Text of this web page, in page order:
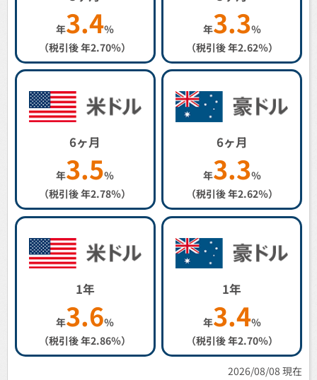
年3.4％
（税引後 年2.70％）
年3.3％
（税引後 年2.62％）
6ヶ月
年3.5％
（税引後 年2.78％）
6ヶ月
年3.3％
（税引後 年2.62％）
1年
年3.6％
（税引後 年2.86％）
1年
年3.4％
（税引後 年2.70％）
2026/08/08 現在